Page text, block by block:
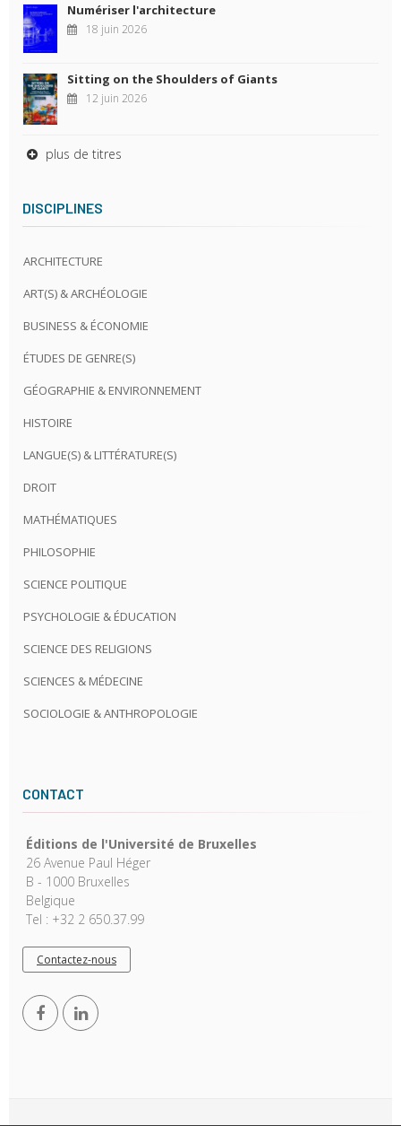
Numériser l'architecture
18 juin 2026
Sitting on the Shoulders of Giants
12 juin 2026
plus de titres
DISCIPLINES
ARCHITECTURE
ART(S) & ARCHÉOLOGIE
BUSINESS & ÉCONOMIE
ÉTUDES DE GENRE(S)
GÉOGRAPHIE & ENVIRONNEMENT
HISTOIRE
LANGUE(S) & LITTÉRATURE(S)
DROIT
MATHÉMATIQUES
PHILOSOPHIE
SCIENCE POLITIQUE
PSYCHOLOGIE & ÉDUCATION
SCIENCE DES RELIGIONS
SCIENCES & MÉDECINE
SOCIOLOGIE & ANTHROPOLOGIE
CONTACT
Éditions de l'Université de Bruxelles
26 Avenue Paul Héger
B - 1000 Bruxelles
Belgique
Tel : +32 2 650.37.99
Contactez-nous